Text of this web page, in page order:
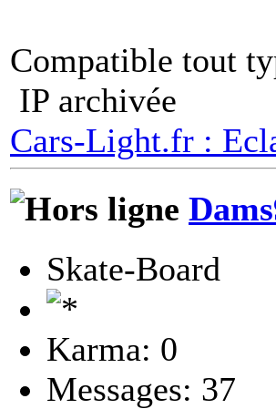
Compatible tout
IP archivée
Cars-Light.fr :
Skate-Board
Karma: 0
Messages: 37